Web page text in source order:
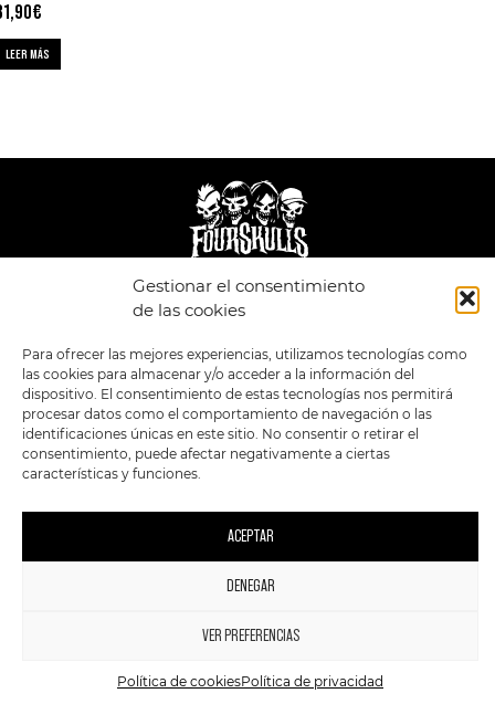
Gestionar el consentimiento
de las cookies
Para ofrecer las mejores experiencias, utilizamos tecnologías como
las cookies para almacenar y/o acceder a la información del
dispositivo. El consentimiento de estas tecnologías nos permitirá
procesar datos como el comportamiento de navegación o las
identificaciones únicas en este sitio. No consentir o retirar el
consentimiento, puede afectar negativamente a ciertas
características y funciones.
ACEPTAR
DENEGAR
VER PREFERENCIAS
Política de cookiesPolítica de privacidad
€
LEER MÁS
PRIVACIDAD
TÉRMINOS Y
CONDICIONES
GENERALES DE LA
VENTA
POLÍTICA DE COOKIES
FORMATOS
PREVENTAS
MERCHANDISING
FOUR SKULLS
SIGUENOS EN:
2023 FourSkulls. Reservados todos los derechos.